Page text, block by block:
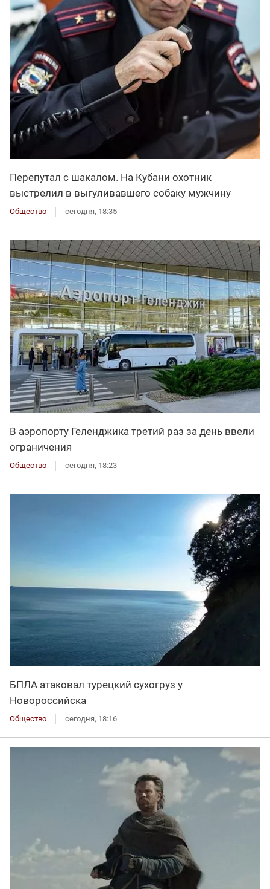
Перепутал с шакалом. На Кубани охотник
выстрелил в выгуливавшего собаку мужчину
Общество сегодня, 18:35
В аэропорту Геленджика третий раз за день ввели
ограничения
Общество сегодня, 18:23
БПЛА атаковал турецкий сухогруз у
Новороссийска
Общество сегодня, 18:16